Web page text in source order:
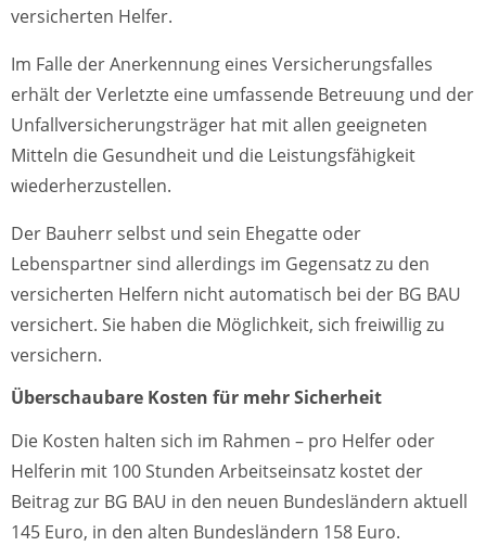
versicherten Helfer.
Im Falle der Anerkennung eines Versicherungsfalles
erhält der Verletzte eine umfassende Betreuung und der
Unfallversicherungsträger hat mit allen geeigneten
Mitteln die Gesundheit und die Leistungsfähigkeit
wiederherzustellen.
Der Bauherr selbst und sein Ehegatte oder
Lebenspartner sind allerdings im Gegensatz zu den
versicherten Helfern nicht automatisch bei der BG BAU
versichert. Sie haben die Möglichkeit, sich freiwillig zu
versichern.
Überschaubare Kosten für mehr Sicherheit
Die Kosten halten sich im Rahmen – pro Helfer oder
Helferin mit 100 Stunden Arbeitseinsatz kostet der
Beitrag zur BG BAU in den neuen Bundesländern aktuell
145 Euro, in den alten Bundesländern 158 Euro.